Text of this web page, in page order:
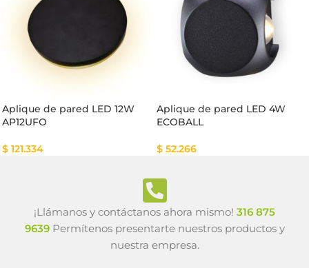
Aplique de pared LED 12W
AP12UFO
$ 121.334
Aplique de pared LED 4W
ECOBALL
$ 52.266
¡Llámanos y contáctanos ahora mismo! 316 875
9639Permítenos presentarte nuestros productos y
nuestra empresa.